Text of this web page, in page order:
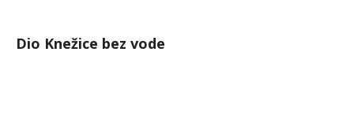
Dio Knežice bez vode